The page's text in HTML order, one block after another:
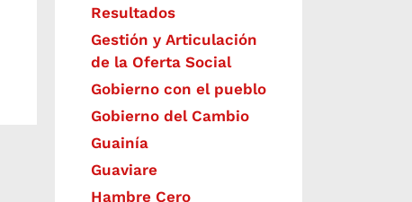
Resultados
Gestión y Articulación
de la Oferta Social
Gobierno con el pueblo
Gobierno del Cambio
Guainía
Guaviare
Hambre Cero